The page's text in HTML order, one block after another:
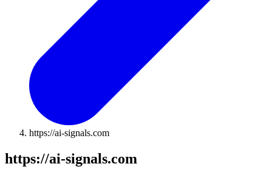
https://ai-signals.com
https://ai-signals.com